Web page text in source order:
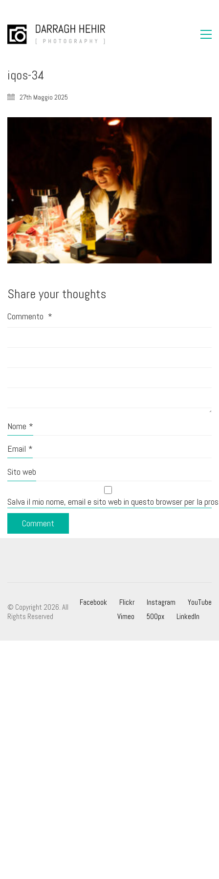
iqos-34
27th Maggio 2025
Share your thoughts
Commento *
Nome *
Email *
Sito web
Salva il mio nome, email e sito web in questo browser per la
Facebook Flickr Instagram
YouTube
Vimeo
500px LinkedIn
© Copyright 2026. All
Rights Reserved